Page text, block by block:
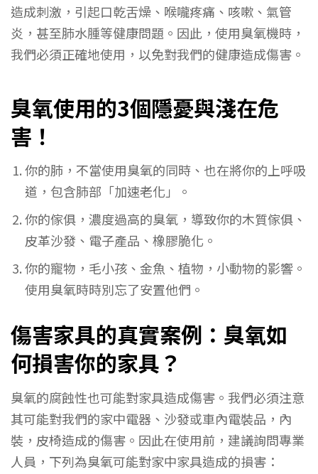
造成刺激，引起口乾舌燥、喉嚨疼痛、咳嗽、氣管
炎，甚至肺水腫等健康問題。因此，使用臭氧機時，
我們必須正確地使用，以免對我們的健康造成傷害。
臭氧使用的3個隱憂與淺在危
害！
你的肺，不當使用臭氧的同時、也在將你的上呼吸
道，包含肺部「加速老化」。
你的傢俱，濃度過高的臭氧，導致你的木質傢俱、
皮革沙發、電子產品、橡膠脆化。
你的寵物，毛小孩、金魚、植物，小動物的影響。
使用臭氧時時別忘了安置他們。
傷害家具的真實案例：臭氧如
何損害你的家具？
臭氧的腐蝕性也可能對家具造成傷害。我們必須注意
其可能對我們的家中電器、沙發或車內電裝品，內
裝，皮椅造成的傷害。因此在使用前，建議詢問專業
人員，下列為臭氧可能對家中家具造成的損害：